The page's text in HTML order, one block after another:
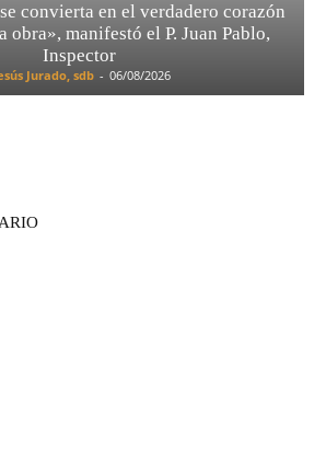
convierta en el verdadero corazón
obra», manifestó el P. Juan Pablo,
Inspector
Jurado, sdb - 06/08/2026